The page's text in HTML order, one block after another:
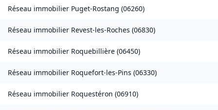
Réseau immobilier Puget-Rostang (06260)
Réseau immobilier Revest-les-Roches (06830)
Réseau immobilier Roquebillière (06450)
Réseau immobilier Roquefort-les-Pins (06330)
Réseau immobilier Roquestéron (06910)